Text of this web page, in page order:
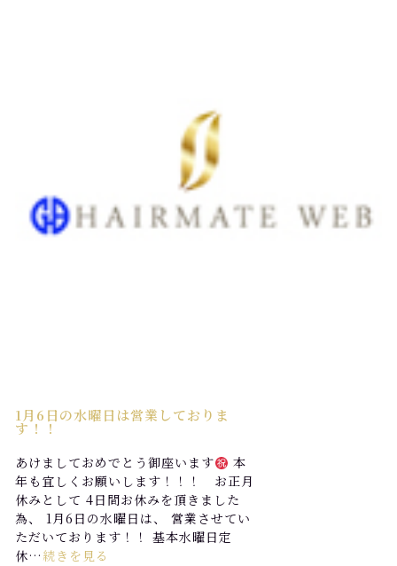
1月6日の水曜日は営業しておりま
す！！
あけましておめでとう御座います
本
年も宜しくお願いします！！！ お正月
休みとして 4日間お休みを頂きました
為、 1月6日の水曜日は、 営業させてい
ただいております！！ 基本水曜日定
休… 続きを見る